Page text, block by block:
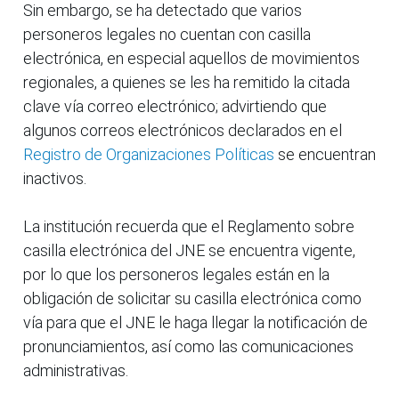
Sin embargo, se ha detectado que varios
personeros legales no cuentan con casilla
electrónica, en especial aquellos de movimientos
regionales, a quienes se les ha remitido la citada
clave vía correo electrónico; advirtiendo que
algunos correos electrónicos declarados en el
Registro de Organizaciones Políticas se encuentran
inactivos.
La institución recuerda que el Reglamento sobre
casilla electrónica del JNE se encuentra vigente,
por lo que los personeros legales están en la
obligación de solicitar su casilla electrónica como
vía para que el JNE le haga llegar la notificación de
pronunciamientos, así como las comunicaciones
administrativas.